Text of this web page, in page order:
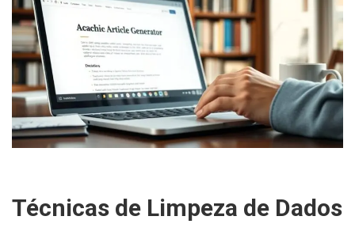
Técnicas de Limpeza de Dados